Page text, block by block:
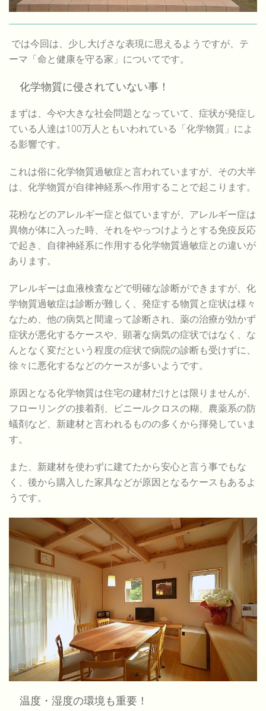
では今回は、少し大げさな表現に思えるようですが、テ
ーマ「命と健康を守る家」についてです。
化学物質に侵されていない事！
まずは、今や大きな社会問題となっていて、症状が発症し
ている人達は100万人ともいわれている「化学物質」によ
る影響です。
これは俗に化学物質過敏症と言われていますが、その大半
は、化学物質が自律神経系へ作用することで起こります。
花粉などのアレルギー症と似ていますが、アレルギー症は
異物が体に入った時、それをやっつけようとする免疫反応
で起き、自律神経系に作用する化学物質過敏症との違いが
あります。
アレルギーは血液検査などで明確な診断ができますが、化
学物質過敏症は診断が難しく、発症する物質と症状は様々
なため、他の病気と間違って診断され、薬の治療が効かず
症状が悪化するケースや、顕著な病気の症状ではなく、な
んとなく変だという程度の症状で病院の診断も受けずに、
徐々に悪化するなどのケースが多いようです。
原因となる化学物質は住宅の建材だけとは限りませんが、
フローリングの接着剤、ビニールクロスの糊、農薬系の防
蟻剤など、新建材と言われるものの多くから揮発していま
す。
また、新建材を使わずに建てたから安心と言う事でもな
く、後から購入した家具などが原因となるケースもあるよ
うです。
温度・湿度の環境も重要！